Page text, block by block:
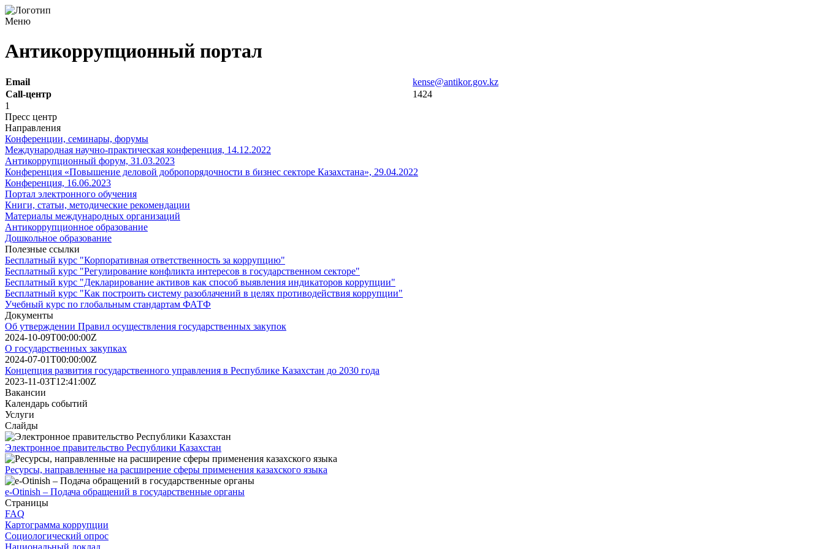
Меню
Антикоррупционный портал
Email
kense@antikor.gov.kz
Call-центр
1424
1
Пресс центр
Направления
Конференции, семинары, форумы
Международная научно-практическая конференция, 14.12.2022
Антикоррупционный форум, 31.03.2023
Конференция «Повышение деловой добропорядочности в бизнес секторе Казахстана», 29.04.2022
Конференция, 16.06.2023
Портал электронного обучения
Книги, статьи, методические рекомендации
Материалы международных организаций
Антикоррупционное образование
Дошкольное образование
Полезные ссылки
Бесплатный курс "Корпоративная ответственность за коррупцию"
Бесплатный курс "Регулирование конфликта интересов в государственном секторе"
Бесплатный курс "Декларирование активов как способ выявления индикаторов коррупции"
Бесплатный курс "Как построить систему разоблачений в целях противодействия коррупции"
Учебный курс по глобальным стандартам ФАТФ
Документы
Об утверждении Правил осуществления государственных закупок
2024-10-09T00:00:00Z
О государственных закупках
2024-07-01T00:00:00Z
Концепция развития государственного управления в Республике Казахстан до 2030 года
2023-11-03T12:41:00Z
Вакансии
Календарь событий
Услуги
Слайды
Электронное правительство Республики Казахстан
Ресурсы, направленные на расширение сферы применения казахского языка
e-Otinish – Подача обращений в государственные органы
Страницы
FAQ
Картограмма коррупции
Социологический опрос
Национальный доклад